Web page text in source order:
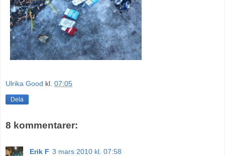
Ulrika Good kl. 07:05
Dela
8 kommentarer:
Erik F 3 mars 2010 kl. 07:58